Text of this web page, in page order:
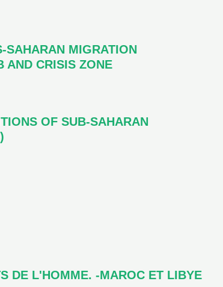
SAHARAN MIGRATION
AND CRISIS ZONE
OF SUB-SAHARAN
DE L'HOMME. -MAROC ET LIBYE